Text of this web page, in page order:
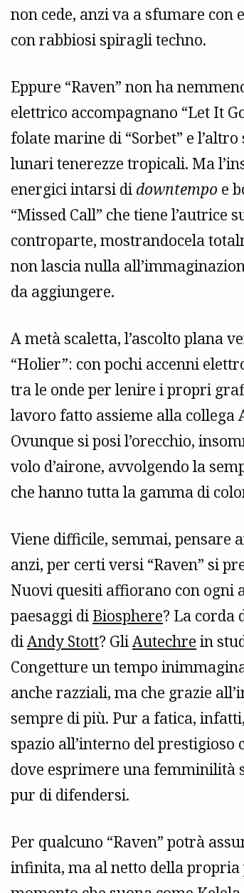
non cede, anzi va a sfumare con
con rabbiosi spiragli techno.
Eppure “Raven” non ha
elettrico accompagnano “Let It
folate marine di “Sorbet” e
lunari tenerezze tropicali. Ma
energici intarsi di downtempo e
“Missed Call” che tiene l’autrice
controparte, mostrandocela
non lascia nulla
da aggiungere.
A metà scaletta, l’ascolto plana
“Holier”: con pochi accenni
tra le onde per lenire i propri
lavoro fatto assieme alla collega
Ovunque si posi l’orecchio,
volo d’airone, avvolgendo la
che hanno tutta la gamma di
Viene difficile, semmai, pensare
anzi, per certi versi “Raven” si
Nuovi quesiti affiorano con ogni
paesaggi di Biosphere? La corda
diAndy Stott? GliAutechre in
Congetture un tempo
anche razziali, ma che grazie
sempre di più. Pur a fatica,
spazio all’interno del
dove esprimere una femminilità
pur di difendersi.
Per qualcuno “Raven” potrà
infinita, ma al netto della propria